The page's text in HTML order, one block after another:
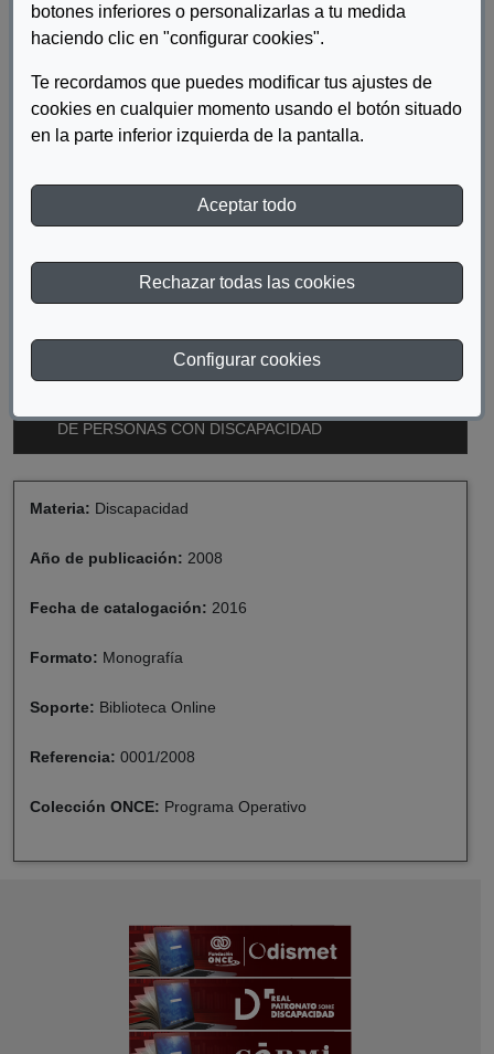
botones inferiores o personalizarlas a tu medida
haciendo clic en "configurar cookies".
Te recordamos que puedes modificar tus ajustes de
cookies en cualquier momento usando el botón situado
en la parte inferior izquierda de la pantalla.
Aceptar todo
Rechazar todas las cookies
Configurar cookies
discapacidad. Expone la situación respecto a la contratación de
estas personas, identifica cuál es la información de utilidad para
el empresario y evidencia las dificultades que éste encuentra a
la hora de plantearse la contratación. Este estudio refleja los
resultados de 1.500 empresas españolas y 12 grupos de
empresarios, haciendo una comparativa entre la percepción
laboral respecto a las personas con discapacidad y otros
EMPRESARIAL, RESPECTO A LA CONTRATACIÓN
DESCARGAR PERSPECTIVAS DEL MUNDO
DE PERSONAS CON DISCAPACIDAD
Materia: Discapacidad
Año de publicación: 2008
Fecha de catalogación: 2016
Formato: Monografía
Soporte: Biblioteca Online
Referencia: 0001/2008
Colección ONCE: Programa Operativo